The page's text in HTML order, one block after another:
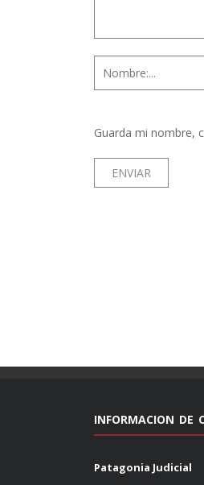
Guarda mi nombre,
INFORMACION DE
Patagonia Judicial